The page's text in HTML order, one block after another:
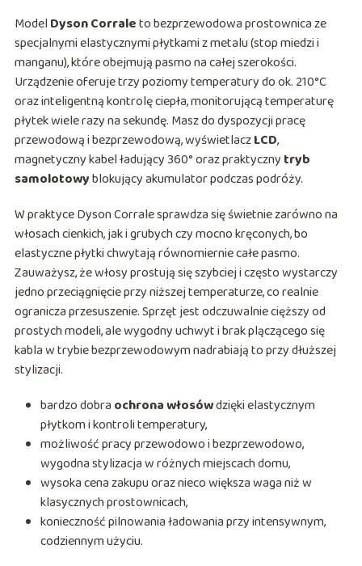
Model Dyson Corraleto bezprzewodowa prostownica ze
specjalnymi elastycznymi płytkami z metalu (stop miedzi i
manganu), które obejmują pasmo na całej szerokości.
Urządzenie oferuje trzy poziomy temperatury do ok. 210°C
oraz inteligentną kontrolę ciepła, monitorującą temperaturę
płytek wiele razy na sekundę. Masz do dyspozycji pracę
przewodową i bezprzewodową, wyświetlaczLCD,
magnetyczny kabel ładujący 360° oraz praktyczny tryb
samolotowyblokujący akumulator podczas podróży.
W praktyce Dyson Corrale sprawdza się świetnie zarówno na
włosach cienkich, jak i grubych czy mocno kręconych, bo
elastyczne płytki chwytają równomiernie całe pasmo.
Zauważysz, że włosy prostują się szybciej i często wystarczy
jedno przeciągnięcie przy niższej temperaturze, co realnie
ogranicza przesuszenie. Sprzęt jest odczuwalnie cięższy od
prostych modeli, ale wygodny uchwyt i brak plączącego się
kabla w trybie bezprzewodowym nadrabiają to przy dłuższej
stylizacji.
bardzo dobra ochrona włosówdzięki elastycznym
płytkom i kontroli temperatury,
możliwość pracy przewodowo i bezprzewodowo,
wygodna stylizacja w różnych miejscach domu,
wysoka cena zakupu oraz nieco większa waga niż w
klasycznych prostownicach,
konieczność pilnowania ładowania przy intensywnym,
codziennym użyciu.